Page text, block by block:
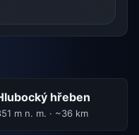
hřeben
m n. m. · ~36 km